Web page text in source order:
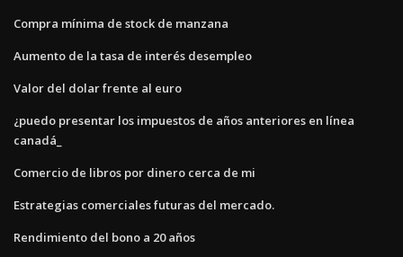
Compra mínima de stock de manzana
Aumento de la tasa de interés desempleo
Valor del dolar frente al euro
¿puedo presentar los impuestos de años anteriores en línea
canadá_
Comercio de libros por dinero cerca de mi
Estrategias comerciales futuras del mercado.
Rendimiento del bono a 20 años